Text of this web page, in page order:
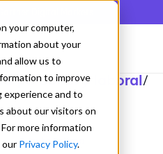
your computer,
about your
allow us to
to improve
experience and to
about our visitors on
more information
our Privacy Policy.
personal y laboral/
autoestima